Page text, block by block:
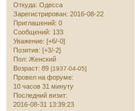
Откуда: Одесса
Зарегистрирован: 2016-08-22
Приглашений: 0
Сообщений: 133
Уважение: [+6/-0]
Позитив: [+3/-2]
Пол: Женский
Возраст: 89 [1937-04-05]
Провел на форуме:
10 часов 31 минуту
Последний визит:
2016-08-31 13:39:23